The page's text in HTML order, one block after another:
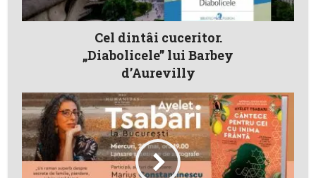
Cel dintâi cuceritor.
„Diabolicele” lui Barbey
d’Aurevilly